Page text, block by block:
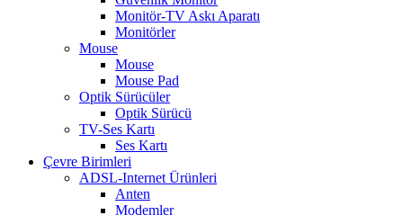
Monitör-TV Askı Aparatı
Monitörler
Mouse
Mouse
Mouse Pad
Optik Sürücüler
Optik Sürücü
TV-Ses Kartı
Ses Kartı
Çevre Birimleri
ADSL-Internet Ürünleri
Anten
Modemler